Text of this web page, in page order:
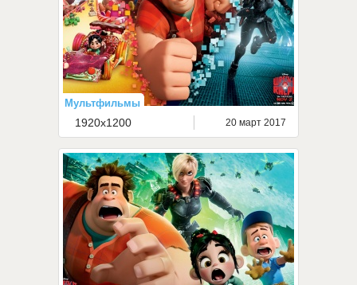
Мультфильмы
1920x1200 20 март 2017